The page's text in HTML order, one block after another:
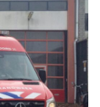
Volgend uur